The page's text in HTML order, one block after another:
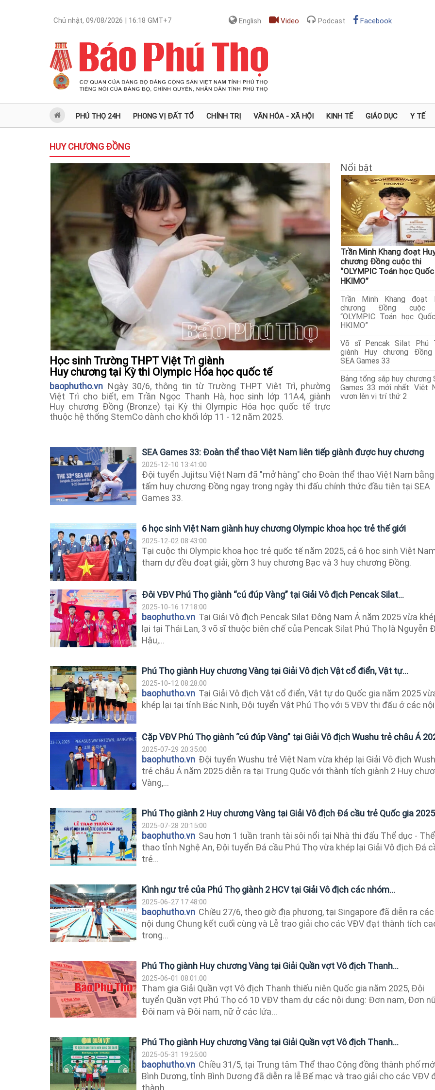
Chủ nhật, 09/08/2026 | 16:18 GMT+7 English Video Podcast Facebook
PHÚ THỌ 24H PHONG VỊ ĐẤT TỔ CHÍNH TRỊ VĂN HÓA - XÃ HỘI KINH TẾ GIÁO DỤC Y TẾ
HUY CHƯƠNG ĐỒNG
Học sinh Trường THPT Việt Trì giành
Huy chương tại Kỳ thi Olympic Hóa học quốc tế
baophutho.vn Ngày 30/6, thông tin từ Trường THPT Việt Trì, phường
Việt Trì cho biết, em Trần Ngọc Thanh Hà, học sinh lớp 11A4, giành
Huy chương Đồng (Bronze) tại Kỳ thi Olympic Hóa học quốc tế trực
thuộc hệ thống StemCo dành cho khối lớp 11 - 12 năm 2025.
Nổi bật
Trần Minh Khang đoạt
chương Đồng cuộc thi
“OLYMPIC Toán học
HKIMO”
Trần Minh Khang đoạt
chương Đồng cuộc
“OLYMPIC Toán học
HKIMO”
Võ sĩ Pencak Silat Phú
giành Huy chương
SEA Games 33
Bảng tổng sắp huy chương
Games 33 mới nhất: Việt
vươn lên vị trí thứ 2
SEA Games 33: Đoàn thể thao Việt Nam liên tiếp giành được huy chương
2025-12-10 13:41:00
Đội tuyển Jujitsu Việt Nam đã "mở hàng" cho Đoàn thể thao Việt Nam
tấm huy chương Đồng ngay trong ngày thi đấu chính thức đầu tiên tại SEA
Games 33.
6 học sinh Việt Nam giành huy chương Olympic khoa học trẻ thế giới
2025-12-02 08:43:00
Tại cuộc thi Olympic khoa học trẻ quốc tế năm 2025, cả 6 học sinh Việt
tham dự đều đoạt giải, gồm 3 huy chương Bạc và 3 huy chương Đồng.
Đôi VĐV Phú Thọ giành “cú đúp Vàng” tại Giải Vô địch Pencak Silat...
2025-10-16 17:18:00
baophutho.vn Tại Giải Vô địch Pencak Silat Đông Nam Á năm 2025 vừa
lại tại Thái Lan, 3 võ sĩ thuộc biên chế của Pencak Silat Phú Thọ là Nguyễn
Hậu,...
Phú Thọ giành Huy chương Vàng tại Giải Vô địch Vật cổ điển, Vật tự...
2025-10-12 08:28:00
baophutho.vn Tại Giải Vô địch Vật cổ điển, Vật tự do Quốc gia năm 2025
khép lại tại tỉnh Bắc Ninh, Đội tuyển Vật Phú Thọ với 5 VĐV thi đấu ở các
Cặp VĐV Phú Thọ giành “cú đúp Vàng” tại Giải Vô địch Wushu trẻ châu Á
2025-07-29 20:35:00
baophutho.vn Đội tuyển Wushu trẻ Việt Nam vừa khép lại Giải Vô địch
trẻ châu Á năm 2025 diễn ra tại Trung Quốc với thành tích giành 2 Huy
Vàng,...
Phú Thọ giành 2 Huy chương Vàng tại Giải Vô địch Đá cầu trẻ Quốc gia 2025
2025-07-28 20:15:00
baophutho.vn Sau hơn 1 tuần tranh tài sôi nổi tại Nhà thi đấu Thể dục - Thể
thao tỉnh Nghệ An, Đội tuyển Đá cầu Phú Thọ vừa khép lại Giải Vô địch Đá
trẻ...
Kình ngư trẻ của Phú Thọ giành 2 HCV tại Giải Vô địch các nhóm...
2025-06-27 17:48:00
baophutho.vn Chiều 27/6, theo giờ địa phương, tại Singapore đã diễn ra các
nội dung Chung kết cuối cùng và Lễ trao giải cho các VĐV đạt thành tích
trong...
Phú Thọ giành Huy chương Vàng tại Giải Quần vợt Vô địch Thanh...
2025-06-01 08:01:00
Tham gia Giải Quần vợt Vô địch Thanh thiếu niên Quốc gia năm 2025, Đội
tuyển Quần vợt Phú Thọ có 10 VĐV tham dự các nội dung: Đơn nam, Đơn
Đôi nam và Đôi nam, nữ ở các lứa...
Phú Thọ giành Huy chương Vàng tại Giải Quần vợt Vô địch Thanh...
2025-05-31 19:25:00
baophutho.vn Chiều 31/5, tại Trung tâm Thể thao Cộng đồng thành phố
Bình Dương, tỉnh Bình Dương đã diễn ra lễ Bế mạc và trao giải cho các VĐV
thành...